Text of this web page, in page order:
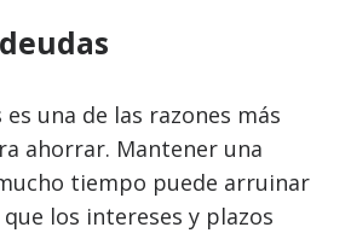
una de las razones más
ahorrar. Mantener una
tiempo puede arruinar
los intereses y plazos